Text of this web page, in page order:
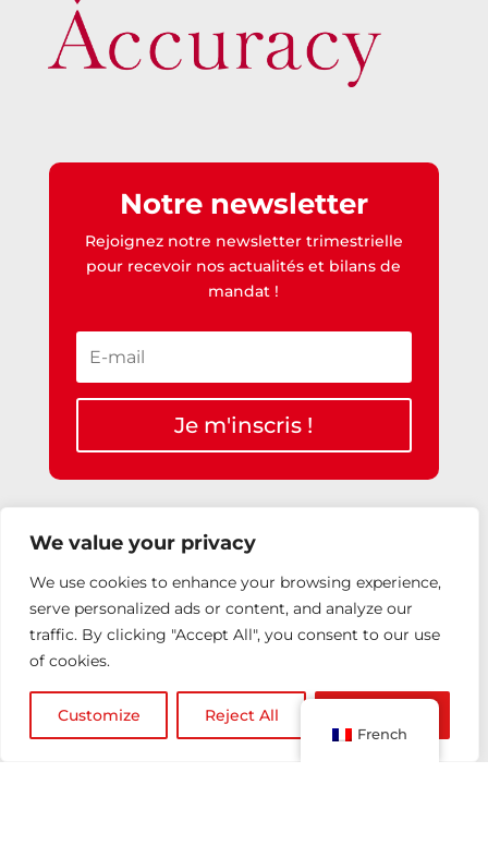
We value your privacy
We use cookies to enhance your browsing experience,
serve personalized ads or content, and analyze our
traffic. By clicking "Accept All", you consent to our use
of cookies.
Customize Reject All
Notre newsletter
Rejoignez notre newsletter trimestrielle
pour recevoir nos actualités et bilans de
mandat !
Je m'inscris !
GooglePrivacy Policyand
Notre adresse
75007, Paris-France
Nous contacter
French